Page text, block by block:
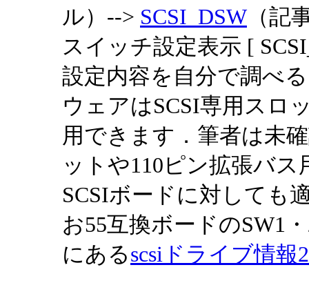
ル）--> SCSI_DSW（記
スイッチ設定表示 [
設定内容を自分で調べ
ウェアはSCSI専用スロ
用できます．筆者は未
ットや110ピン拡張バ
SCSIボードに対しても
お55互換ボードのSW1
にあるscsiドライブ情報